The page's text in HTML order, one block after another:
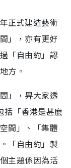
正式建造藝術
」，亦有更好
「自由約」認
方。
」，畀大家透
括「香港是甚麽
間」、「集體
「自由約」製
主題係因為活